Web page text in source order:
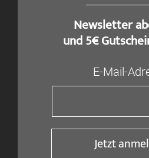
Newsletter
und 5€
E-Mail-
Jetzt